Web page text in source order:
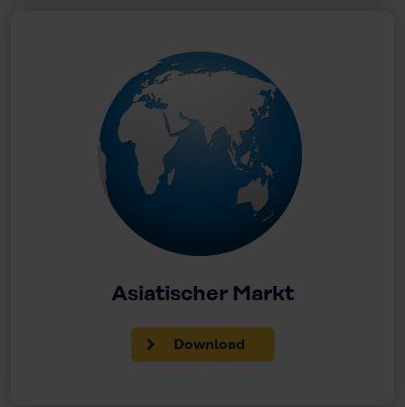
Asiatischer Markt
Download